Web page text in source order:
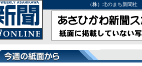
（株）北のまち新聞